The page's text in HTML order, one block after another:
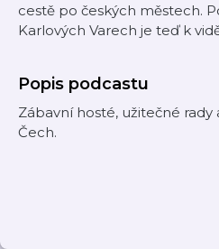
cestě po českých městech.
Karlových Varech je teď k
Popis podcastu
Zábavní hosté, užitečné rady
Čech.